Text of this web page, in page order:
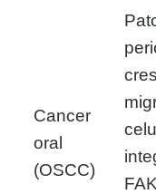
Cancer
oral
(OSCC)